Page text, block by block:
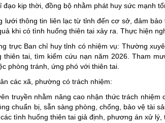
đạo kịp thời, đồng bộ nhằm phát huy sức mạnh
lưới thông tin liên lạc từ tỉnh đến cơ sở, đảm
khi có tình huống thiên tai xảy ra. Thực hiện
trực Ban chỉ huy tỉnh có nhiệm vụ: Thường
thiên tai, tìm kiếm cứu nạn năm 2026. Tham
phòng tránh, ứng phó với thiên tai.
các xã, phường có trách nhiệm:
truyền nhằm nâng cao nhận thức trách
chuẩn bị, sẵn sàng phòng, chống, bảo vệ tài
tình huống thiên tai giả định, phương án xử